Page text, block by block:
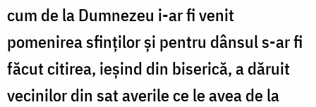
cum de la Dumnezeu i-ar fi venit
pomenirea sfinților și pentru dânsul s-ar fi
făcut ci­tirea, ieșind din biserică, a dăruit
vecinilor din sat averile ce le avea de la